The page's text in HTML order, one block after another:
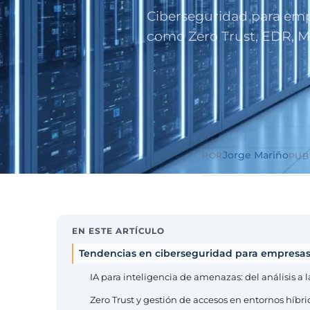
Sector
ENS
Pharma e
ISO 13485,
Ciberseguridad para
como Zero Trust, EDR,
PORJorge Mariño
EN ESTE ARTÍCULO
Tendencias en ciberseguridad para
IA para inteligencia de amenazas: del análisis a
Zero Trust y gestión de accesos en entornos